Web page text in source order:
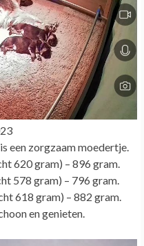
een zorgzaam moedertje.
620 gram) – 896 gram.
578 gram) – 796 gram.
618 gram) – 882 gram.
en genieten.